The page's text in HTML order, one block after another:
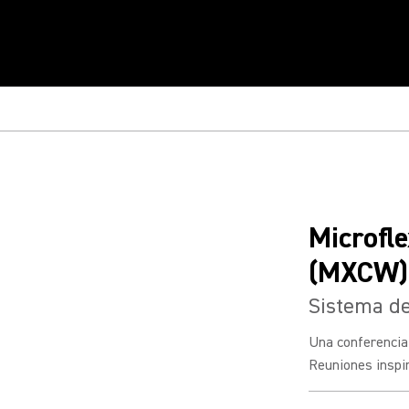
(MXCW)
Sistema
Una
Reuniones